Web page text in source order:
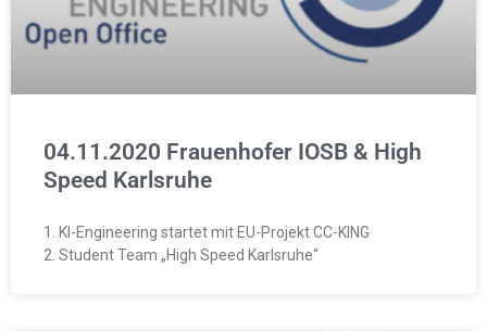
04.11.2020 Frauenhofer IOSB & High
Speed Karlsruhe
1. KI-Engineering startet mit EU-Projekt CC-KING
2. Student Team „High Speed Karlsruhe“